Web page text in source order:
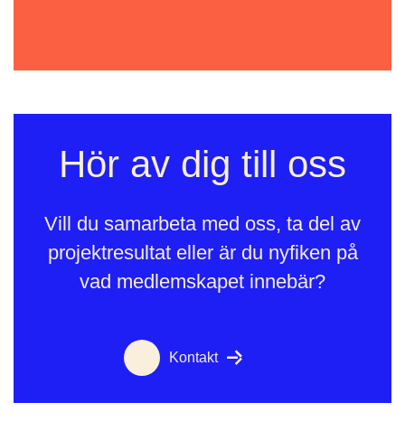
Hör av dig till oss
Vill du samarbeta med oss, ta del av
projektresultat eller är du nyfiken på
vad medlemskapet innebär?
Kontakt